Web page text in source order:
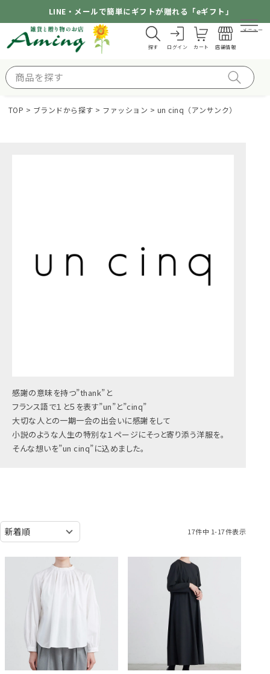
LINE・メールで簡単にギフトが贈れる「eギフト」
探す ログイン カート 店舗情報
メニュー
TOP ブランドから探す ファッション un cinq（アンサンク）
感謝の意味を持つ”thank”と
フランス語で１と５を表す”un”と”cinq”
大切な人との一期一会の出会いに感謝をして
小説のような人生の特別な１ページにそっと寄り添う洋服を。
そんな想いを”un cinq”に込めました。
17件中 1-17件表示